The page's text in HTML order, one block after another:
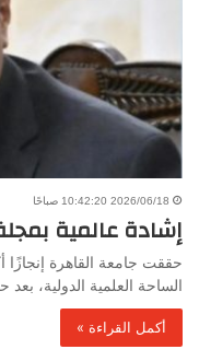
2026/06/18 10:42:20 صباحًا
إشادة عالمية
حققت جامعة القاهرة إنجازًا
الساحة العلمية الدولية،
أكمل القراءة »